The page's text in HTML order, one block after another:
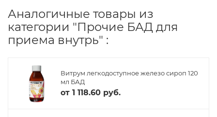
Аналогичные товары из
категории "Прочие БАД для
приема внутрь" :
Витрум легкодоступное железо сироп 120
мл БАД
от 1 118.60 руб.